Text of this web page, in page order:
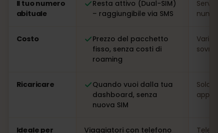
Il tuo numero
abituale
Resta attivo (Dual-SIM)
– raggiungibile via SMS
Costo
Prezzo del pacchetto
fisso, senza costi di
roaming
Ricaricare
Quando vuoi dalla tua
dashboard, senza
nuova SIM
Solo
app
Ideale per Viaggiatori con telefono